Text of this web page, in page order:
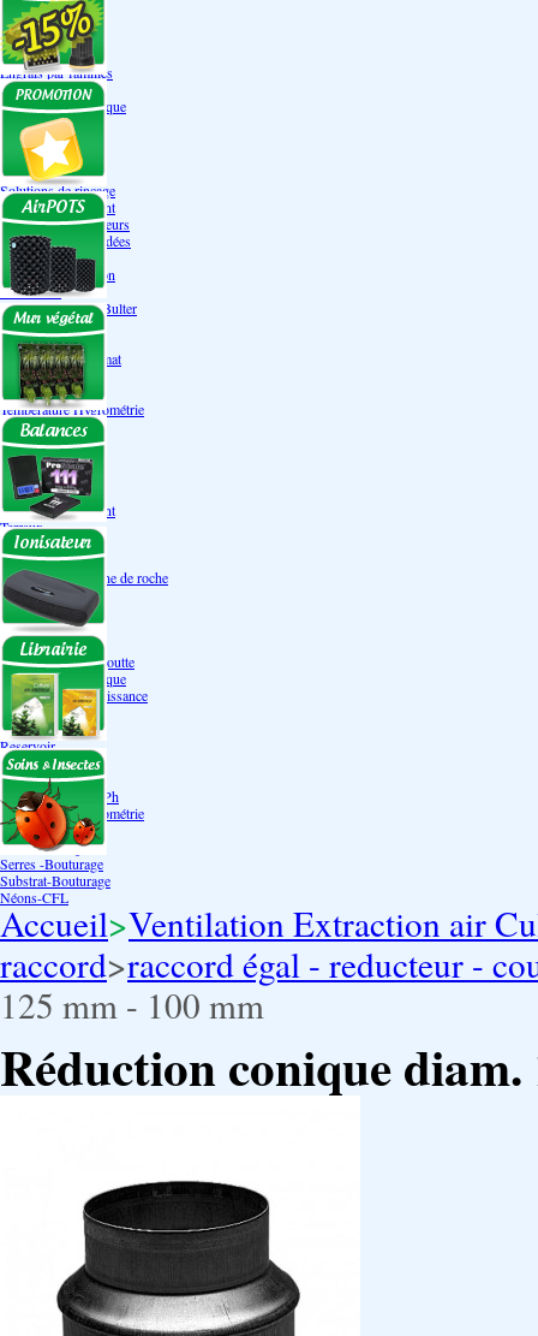
Box 80-90 cm
Box 120 cm
Autres tailles Box
Box double étages
Engrais par familles
Engrais terre
Engrais hydroponique
Engrais-Coco
Boosters
Engrais Pack
Enzymes
Solutions de rinçage
Promotion Discount
Accessoires et doseurs
Engrais pour orchidées
Correcteurs PH
Extraction/Intraction
Ventilation
Ioniseur d'air -AirBulter
Filtre anti-odeur
Diffusion CO²
Contrôleurs de climat
Silencieux
Gaines
Température Hygrométrie
Humidificateurs
Accessoires
Pots - Substrats
Soucoupe
Air Pots originaux
Promotion Discount
Terraux
Autres substrats
Fibre Coco
Billes d'argile- Laine de roche
Irrigation
Orchidées
Système NFT
Ultraponie
Système goutte à goutte
Système Aéroponique
Bouturage Pre Croissance
TerraPonie
Accessoires
Reservoir
Testeur Hanna Ph
Testeur Hanna Ec
Testeur Hanna Ec/Ph
Température Hygrométrie
Humidificateurs
Pack bouturage
Serres -Bouturage
Substrat-Bouturage
Néons-CFL
Accueil>Ventilation Extraction air
raccord>raccord égal - reducteur -
125 mm - 100 mm
Réduction conique